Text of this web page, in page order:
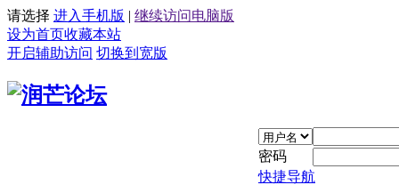
请选择 进入手机版 | 继续访问电脑版
设为首页收藏本站
开启辅助访问 切换到宽版
密码
快捷导航